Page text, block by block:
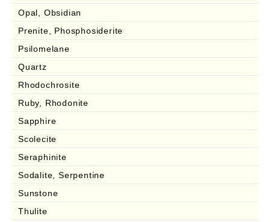
Opal, Obsidian
Prenite, Phosphosiderite
Psilomelane
Quartz
Rhodochrosite
Ruby, Rhodonite
Sapphire
Scolecite
Seraphinite
Sodalite, Serpentine
Sunstone
Thulite